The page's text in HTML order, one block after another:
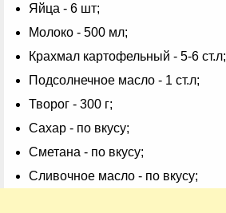
Яйца - 6 шт;
Молоко - 500 мл;
Крахмал картофельный - 5-6 ст.л;
Подсолнечное масло - 1 ст.л;
Творог - 300 г;
Сахар - по вкусу;
Сметана - по вкусу;
Сливочное масло - по вкусу;